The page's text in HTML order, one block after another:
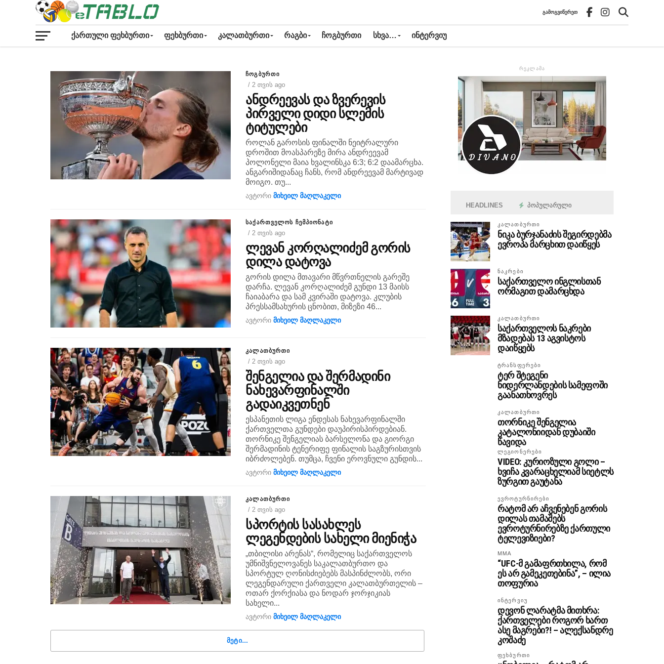
ᲒᲐᲛᲝᲒᲕᲘᲬᲔᲠᲔᲗ
ᲥᲐᲠᲗᲣᲚᲘ ᲤᲔᲮᲑᲣᲠᲗᲘ ᲤᲔᲮᲑᲣᲠᲗᲘ ᲙᲐᲚᲐᲗᲑᲣᲠᲗᲘ ᲠᲐᲒᲑᲘ ᲩᲝᲒᲑᲣᲠᲗᲘ ᲡᲮᲕᲐ… ᲘᲜᲢᲔᲠᲕᲘᲣ
ᲩᲝᲒᲑᲣᲠᲗᲘ
/ 2 თვის ago
ანდრეევას და ზვერევის
პირველი დიდი სლემის
ტიტულები
როლან გაროსის ფინალში ნეიტრალური
დროშით მოასპარეზე მირა ანდრეევამ
პოლონელი მაია ხვალინსკა 6:3; 6:2 დაამარცხა.
ანგარიშიდანაც ჩანს, რომ ანდრეევამ მარტივად
მოიგო. თუ...
ავტორიმიხეილ მაღლაკელი
ᲡᲐᲥᲐᲠᲗᲕᲔᲚᲝᲡ ᲩᲔᲛᲞᲘᲝᲜᲐᲢᲘ
/ 2 თვის ago
ლევან კორღალიძემ გორის
დილა დატოვა
გორის დილა მთავარი მწვრთნელის გარეშე
დარჩა. ლევან კორღალიძემ გუნდი 13 მაისს
ჩაიაბარა და სამ კვირაში დატოვა. კლუბის
პრესსამსახურის ცნობით, მიზეზი 46...
ავტორიმიხეილ მაღლაკელი
ᲙᲐᲚᲐᲗᲑᲣᲠᲗᲘ
/ 2 თვის ago
შენგელია და შერმადინი
ნახევარფინალში
გადაიკვეთნენ
ესპანეთის ლიგა ენდესას ნახევარფინალში
ქართველთა გუნდები დაუპირისპირდებიან.
თორნიკე შენგელიას ბარსელონა და გიორგი
შერმადინის ტენერიფე ფინალის საგზურისთვის
იბრძოლებენ. თუმცა, ჩვენი ეროვნული გუნდის...
ავტორიმიხეილ მაღლაკელი
ᲙᲐᲚᲐᲗᲑᲣᲠᲗᲘ
/ 2 თვის ago
სპორტის სასახლეს
ლეგენდების სახელი მიენიჭა
„თბილისი არენას“, რომელიც საქართველოს
უმნიშვნელოვანეს საკალათბურთო და
სპორტულ ღონისძიებებს მასპინძლობს, ორი
ლეგენდარული ქართველი კალათბურთელის –
ოთარ ქორქიასა და ნოდარ ჯორჯიკიას
სახელი...
ავტორიმიხეილ მაღლაკელი
ᲛᲔᲢᲘ...
ᲠᲔᲙᲚᲐᲛᲐ
HEADLINES ᲞᲝᲞᲣᲚᲐᲠᲣᲚᲘ
ᲙᲐᲚᲐᲗᲑᲣᲠᲗᲘ
ნიკა ბურჯანაძის შეგირდებმა
ევროპა მარცხით დაიწყეს
ᲜᲐᲙᲠᲔᲑᲘ
საქართველო ინგლისთან
ორმაგით დამარცხდა
ᲙᲐᲚᲐᲗᲑᲣᲠᲗᲘ
საქართველოს ნაკრები
მზადებას 13 აგვისტოს
დაიწყებს
ᲢᲠᲐᲜᲡᲤᲔᲠᲔᲑᲘ
ტერ შტეგენი
ნიდერლანდების სამეფოში
გაანათხოვრეს
ᲙᲐᲚᲐᲗᲑᲣᲠᲗᲘ
თორნიკე შენგელია
კატალონიიდან დუბაიში
წავიდა
ᲚᲔᲒᲘᲝᲜᲔᲠᲔᲑᲘ
VIDEO: კურიოზული გოლი –
ხვიჩა კვარაცხელიამ სიეტლს
ზურგით გაუტანა
ᲔᲕᲠᲝᲢᲣᲠᲜᲘᲠᲔᲑᲘ
რატომ არ აჩვენებენ გორის
დილას თამაშებს
ევროტურნირებზე ქართული
ტელევიზიები?
MMA
“UFC-მ გამაფრთხილა, რომ
ეს არ გამეკეთებინა”, – ილია
თოფურია
ᲘᲜᲢᲔᲠᲕᲘᲣ
დევონ ლარატმა მითხრა:
ქართველები როგორ ხართ
ასე მაგრები?! – ალექსანდრე
კოშაძე
ᲤᲔᲮᲑᲣᲠᲗᲘ